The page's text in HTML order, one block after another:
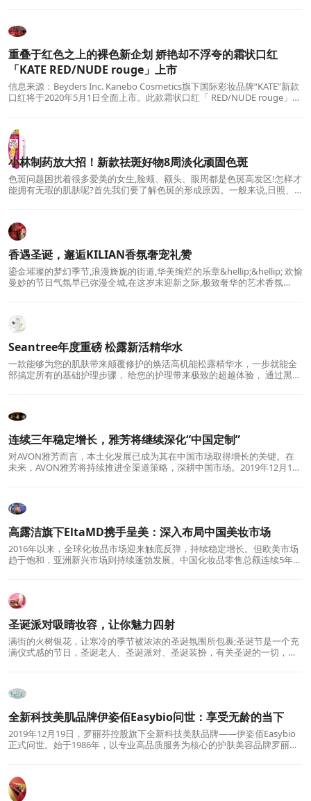
重叠于红色之上的裸色新企划 娇艳却不浮夸的霜状口红
「KATE RED/NUDE rouge」上市
信息来源：Beyders Inc. Kanebo Cosmetics旗下国际彩妆品牌“KATE”新款
口红将于2020年5月1日全面上市。此款霜状口红「 RED/NUDE rouge」
小林制药放大招！新款祛斑好物8周淡化顽固色斑
色斑问题困扰着很多爱美的女生,脸颊、额头、眼周都是色斑高发区!怎样才
能拥有无瑕的肌肤呢?首先我们要了解色斑的形成原因。一般来说,日照、
香遇圣诞，邂逅KILIAN香氛奢宠礼赞
鎏金璀璨的梦幻季节,浪漫旖旎的街道,华美绚烂的乐章&hellip;&hellip; 欢愉
曼妙的节日气氛早已弥漫全城,在这岁末迎新之际,极致奢华的艺术香氛
Seantree年度重磅 松露新活精华水
一款能够为您的肌肤带来颠覆修护的焕活高机能松露精华水，一步就能全
部搞定所有的基础护理步骤， 给您的护理带来极致的超越体验， 通过黑松
连续三年稳定增长，雅芳将继续深化“中国定制”
对AVON雅芳而言，本土化发展已成为其在中国市场取得增长的关键。在
未来，AVON雅芳将持续推进全渠道策略，深耕中国市场。2019年12月16
高露洁旗下EltaMD携手呈美：深入布局中国美妆市场
2016年以来，全球化妆品市场迎来触底反弹，持续稳定增长。但欧美市场
趋于饱和，亚洲新兴市场则持续蓬勃发展。中国化妆品零售总额连续5年快
圣诞派对吸睛妆容，让你魅力四射
满街的火树银花，让寒冷的季节被浓浓的圣诞氛围所包裹;圣诞节是一个充
满仪式感的节日，圣诞老人、圣诞派对、圣诞装扮，有关圣诞的一切，都
全新科技美肌品牌伊姿佰Easybio问世：享受无龄的当下
2019年12月19日，罗丽芬控股旗下全新科技美肤品牌——伊姿佰Easybio
正式问世。始于1986年，以专业高品质服务为核心的护肤美容品牌罗丽